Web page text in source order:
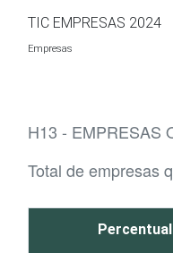
TIC EMPRESAS 2024
Empresas
H13 - EMPRESAS
Total de empresas